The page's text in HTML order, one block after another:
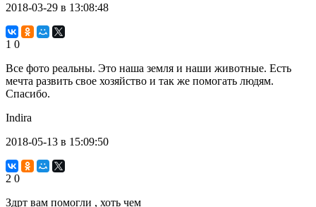
2018-03-29 в 13:08:48
1 0
Все фото реальны. Это наша земля и наши животные. Есть
мечта развить свое хозяйство и так же помогать людям.
Спасибо.
Indira
2018-05-13 в 15:09:50
2 0
Здрт вам помогли , хоть чем